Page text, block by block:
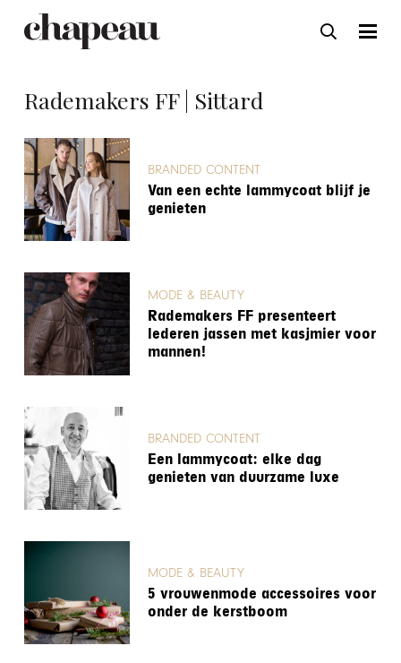
Rademakers FF | Sittard
BRANDED CONTENT
Van een echte lammycoat blijf je
genieten
MODE & BEAUTY
Rademakers FF presenteert
lederen jassen met kasjmier voor
mannen!
BRANDED CONTENT
Een lammycoat: elke dag
genieten van duurzame luxe
MODE & BEAUTY
5 vrouwenmode accessoires voor
onder de kerstboom